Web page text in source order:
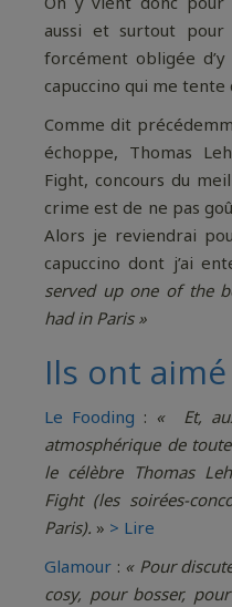
aussi et surtout pour
forcément obligée
capuccino qui me
Comme dit
échoppe, Thomas
Fight, concours du
crime est de ne pas
Alors je reviendrai
capuccino dont j’ai
served up one of the
had in Paris »
Ils ont aimé
Le Fooding : « Et,
atmosphérique de
le célèbre Thomas
Fight (les soirées-
Paris). » > Lire
Glamour : « Pour
cosy, pour bosser,